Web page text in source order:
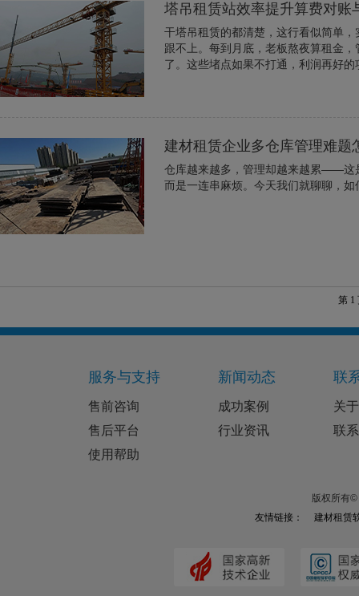
塔吊租赁站效率提升算费对账
干塔吊租赁的都清楚，这行看似简单
跟不上。每到月底，老板熬夜算租金
了。这些堵点如果不打通，利润再好
建材租赁企业多仓库管理难题
仓库越来越多，管理却越来越累——这
而是一连串麻烦。今天我们就聊聊，
第 1
服务与支持
售前咨询
售后平台
使用帮助
新闻动态
成功案例
行业资讯
联
关
联
版权所有
友情链接：
建材租赁